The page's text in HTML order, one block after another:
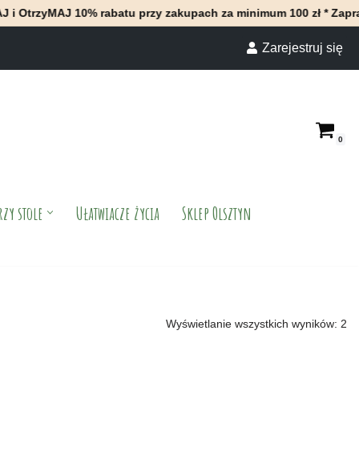
10% rabatu przy zakupach za minimum 100 zł *
Zarejestruj się
0
stole Ułatwiacze życia
Sklep Olsztyn
Wyświetlanie wszystkich wyników: 2